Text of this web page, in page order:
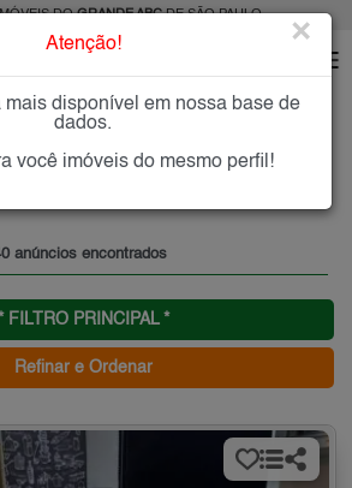
DOGRANDE ABCDE SÃO PAULO
SANTO ANDRÉ
João Ramalho, Santo André
André, Grande ABC
anúncios encontrados
FILTRO PRINCIPAL *
Refinar e Ordenar
Atenção! ×
mais disponível em nossa base de
dados.
você imóveis do mesmo perfil!